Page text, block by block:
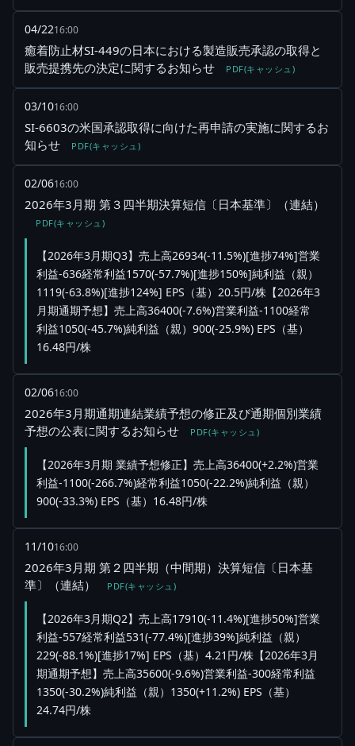
04/2216:00
癒着防止材SI-449の日本における製造販売承認の取得と
販売提携先の決定に関するお知らせ
PDF(キャッシュ)
03/1016:00
SI-6603の米国承認取得に向けた再申請の実施に関するお
知らせ
PDF(キャッシュ)
02/0616:00
2026年3月期 第３四半期決算短信〔日本基準〕（連結）
PDF(キャッシュ)
【2026年3月期Q3】売上高26934(-11.5%)[進捗74%]営業
利益-636経常利益1570(-57.7%)[進捗150%]純利益（親）
1119(-63.8%)[進捗124%] EPS（基）20.5円/株【2026年3
月期通期予想】売上高36400(-7.6%)営業利益-1100経常
利益1050(-45.7%)純利益（親）900(-25.9%) EPS（基）
16.48円/株
02/0616:00
2026年3月期通期連結業績予想の修正及び通期個別業績
予想の公表に関するお知らせ
PDF(キャッシュ)
【2026年3月期 業績予想修正】売上高36400(+2.2%)営業
利益-1100(-266.7%)経常利益1050(-22.2%)純利益（親）
900(-33.3%) EPS（基）16.48円/株
11/1016:00
2026年3月期 第２四半期（中間期）決算短信〔日本基
準〕（連結）
PDF(キャッシュ)
【2026年3月期Q2】売上高17910(-11.4%)[進捗50%]営業
利益-557経常利益531(-77.4%)[進捗39%]純利益（親）
229(-88.1%)[進捗17%] EPS（基）4.21円/株【2026年3月
期通期予想】売上高35600(-9.6%)営業利益-300経常利益
1350(-30.2%)純利益（親）1350(+11.2%) EPS（基）
24.74円/株